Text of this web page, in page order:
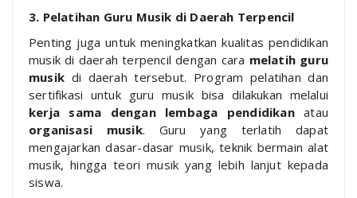
3. Pelatihan Guru Musik di Daerah Terpencil
Penting juga untuk meningkatkan kualitas pendidikan
musik di daerah terpencil dengan cara melatih guru
musik di daerah tersebut. Program pelatihan dan
sertifikasi untuk guru musik bisa dilakukan melalui
kerja sama dengan lembaga pendidikanatau
organisasi musik. Guru yang terlatih dapat
mengajarkan dasar-dasar musik, teknik bermain alat
musik, hingga teori musik yang lebih lanjut kepada
siswa.